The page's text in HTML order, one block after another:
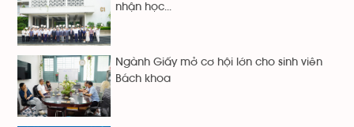
nhận học...
Ngành Giấy mở cơ hội lớn cho sinh viên
Bách khoa